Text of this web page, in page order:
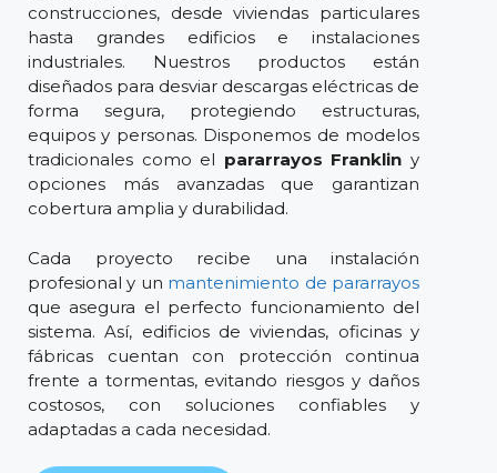
construcciones, desde viviendas particulares
hasta grandes edificios e instalaciones
industriales. Nuestros productos están
diseñados para desviar descargas eléctricas de
forma segura, protegiendo estructuras,
equipos y personas. Disponemos de modelos
tradicionales como el pararrayos Franklin y
opciones más avanzadas que garantizan
cobertura amplia y durabilidad.
Cada proyecto recibe una instalación
profesional y un mantenimiento de pararrayos
que asegura el perfecto funcionamiento del
sistema. Así, edificios de viviendas, oficinas y
fábricas cuentan con protección continua
frente a tormentas, evitando riesgos y daños
costosos, con soluciones confiables y
adaptadas a cada necesidad.